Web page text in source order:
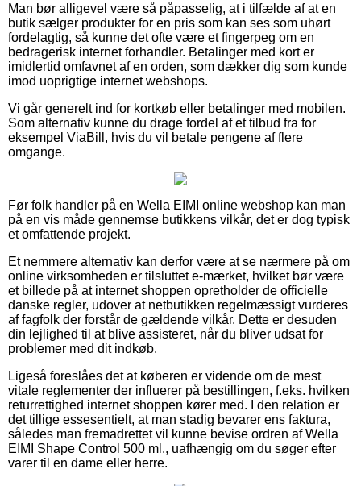
Man bør alligevel være så påpasselig, at i tilfælde af at en
butik sælger produkter for en pris som kan ses som uhørt
fordelagtig, så kunne det ofte være et fingerpeg om en
bedragerisk internet forhandler. Betalinger med kort er
imidlertid omfavnet af en orden, som dækker dig som kunde
imod uoprigtige internet webshops.
Vi går generelt ind for kortkøb eller betalinger med mobilen.
Som alternativ kunne du drage fordel af et tilbud fra for
eksempel ViaBill, hvis du vil betale pengene af flere
omgange.
Før folk handler på en Wella EIMI online webshop kan man
på en vis måde gennemse butikkens vilkår, det er dog typisk
et omfattende projekt.
Et nemmere alternativ kan derfor være at se nærmere på om
online virksomheden er tilsluttet e-mærket, hvilket bør være
et billede på at internet shoppen opretholder de officielle
danske regler, udover at netbutikken regelmæssigt vurderes
af fagfolk der forstår de gældende vilkår. Dette er desuden
din lejlighed til at blive assisteret, når du bliver udsat for
problemer med dit indkøb.
Ligeså foreslåes det at køberen er vidende om de mest
vitale reglementer der influerer på bestillingen, f.eks. hvilken
returrettighed internet shoppen kører med. I den relation er
det tillige essesentielt, at man stadig bevarer ens faktura,
således man fremadrettet vil kunne bevise ordren af Wella
EIMI Shape Control 500 ml., uafhængig om du søger efter
varer til en dame eller herre.